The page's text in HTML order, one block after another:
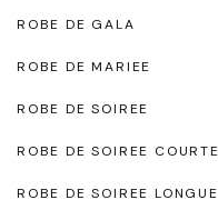
ROBE DE GALA
ROBE DE MARIEE
ROBE DE SOIREE
ROBE DE SOIREE COURTE
ROBE DE SOIREE LONGUE